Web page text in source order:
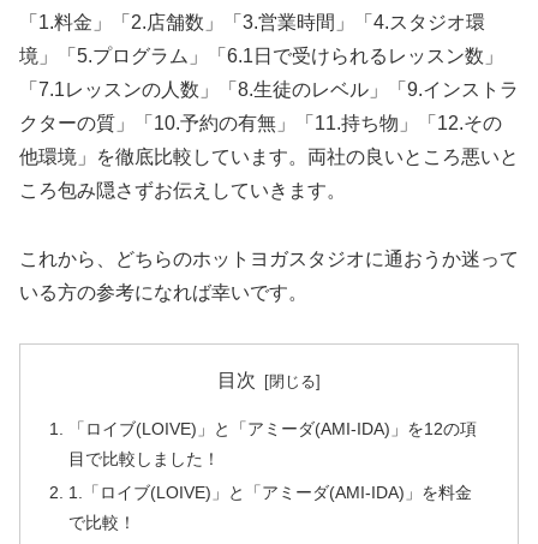
「1.料金」「2.店舗数」「3.営業時間」「4.スタジオ環
境」「5.プログラム」「6.1日で受けられるレッスン数」
「7.1レッスンの人数」「8.生徒のレベル」「9.インストラ
クターの質」「10.予約の有無」「11.持ち物」「12.その
他環境」を徹底比較しています。両社の良いところ悪いと
ころ包み隠さずお伝えしていきます。
これから、どちらのホットヨガスタジオに通おうか迷って
いる方の参考になれば幸いです。
目次
「ロイブ(LOIVE)」と「アミーダ(AMI-IDA)」を12の項
目で比較しました！
1.「ロイブ(LOIVE)」と「アミーダ(AMI-IDA)」を料金
で比較！